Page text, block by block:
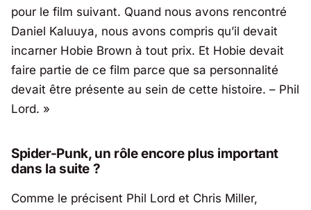
pour le film suivant. Quand nous avons rencontré
Daniel Kaluuya, nous avons compris qu’il devait
incarner Hobie Brown à tout prix. Et Hobie devait
faire partie de ce film parce que sa personnalité
devait être présente au sein de cette histoire. – Phil
Lord. »
Spider-Punk, un rôle encore plus important
dans la suite ?
Comme le précisent Phil Lord et Chris Miller,